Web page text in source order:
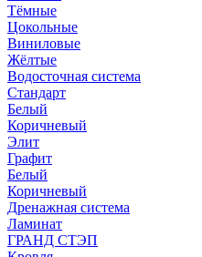
Тёмные
Цокольные
Виниловые
Жёлтые
Водосточная система
Стандарт
Белый
Коричневый
Элит
Графит
Белый
Коричневый
Дренажная система
Ламинат
ГРАНД СТЭП